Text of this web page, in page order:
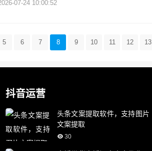
站账号。这个账号...
07-24 10:00:52
5 6 7 8 9 10 11 12 13
抖音运营
头条文案提取软件，支持图片
文案提取
30